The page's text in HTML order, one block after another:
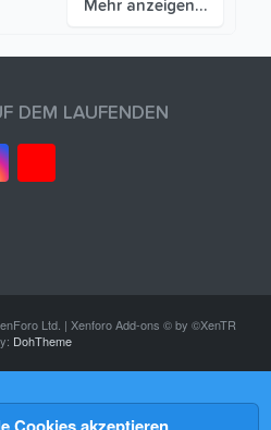
Mehr anzeigen…
DEM LAUFENDEN
Ltd. | Xenforo Add-ons © by ©XenTR
DohTheme